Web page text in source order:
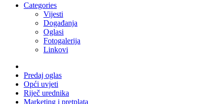
Categories
Vijesti
Događanja
Oglasi
Fotogalerija
Linkovi
Predaj oglas
Opći uvjeti
Riječ urednika
Marketing i pretplata